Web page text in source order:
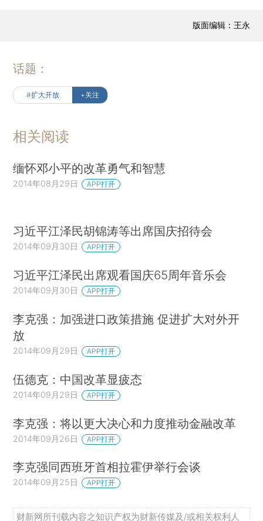
版面编辑：王永
话题：
#扩大开放 +关注
相关阅读
缅怀邓小平的改革勇气和智慧
2014年08月29日 APP打开
习近平江泽民胡锦涛等出席国庆招待会
2014年09月30日 APP打开
习近平江泽民出席观看国庆65周年音乐会
2014年09月30日 APP打开
李克强：加强进口政策措施 促进扩大对外开
放
2014年09月29日 APP打开
伍德克：中国改革显疲态
2014年09月29日 APP打开
李克强：将以更大决心和力度推动金融改革
2014年09月26日 APP打开
李克强同西班牙首相拉霍伊举行会谈
2014年09月25日 APP打开
财新网所刊载内容之知识产权为财新传媒及/或相关权利人